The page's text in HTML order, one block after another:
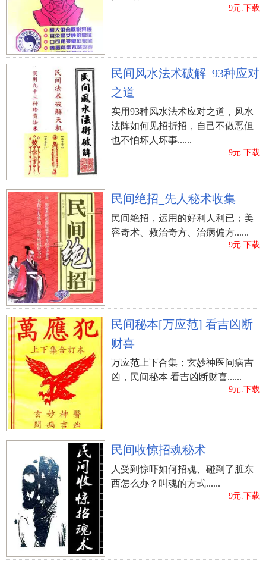
9元.下载
民间风水法术破解_93种应对
之道
实用93种风水法术应对之道，风水
法阵如何见招折招，自己不做恶但
也不怕坏人坏事......
9元.下载
民间绝招_先人秘术收集
民间绝招，运用的好利人利已；美
容奇术、救治奇方、治病偏方......
9元.下载
民间秘本[万应范] 看吉凶断
财喜
万应范上下合集；玄妙神医问病吉
凶，民间秘本 看吉凶断财喜......
9元.下载
民间收惊招魂秘术
人受到惊吓如何招魂、碰到了脏东
西怎么办？叫魂的方式......
9元.下载